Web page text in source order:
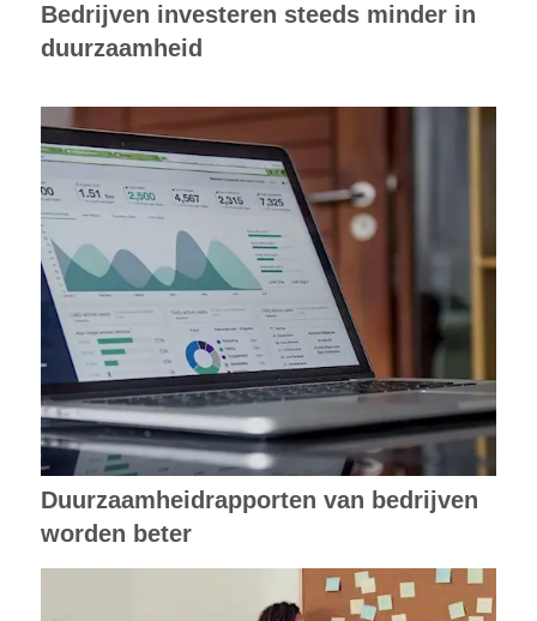
Bedrijven investeren steeds minder in
duurzaamheid
Duurzaamheidrapporten van bedrijven
worden beter